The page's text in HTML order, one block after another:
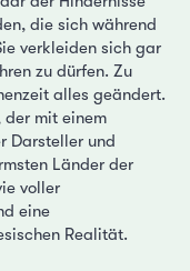
die sich während
verkleiden sich gar
zu dürfen. Zu
alles geändert.
der mit einem
Darsteller und
Länder der
voller
eine
Realität.